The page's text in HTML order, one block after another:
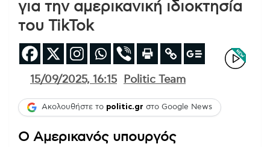
για την αμερικανική ιδιοκτησία
του TikTok
15/09/2025, 16:15 Politic Team
Ακολουθήστε το politic.gr στο Google News
Ο Αμερικανός υπουργός